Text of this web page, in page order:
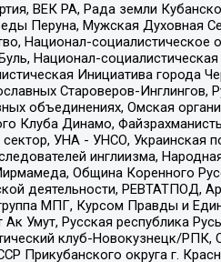
ВЕК РА, Рада земли
Перуна, Мужская Духовная
Национал-
Национал-
Инициатива города
Староверов-
объединениях, Омская
Клуба Динамо,
УНА - УНСО, Украинская
инглиизма,
Община Коренного
деятельности, РЕВТАТПОД,
МПГ, Курсом Правды и
Ак Умут, Русская республика
клуб-Новокузнецк/
Прикубанского округа г.